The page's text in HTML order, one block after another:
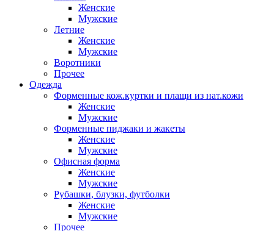
Женские
Мужские
Летние
Женские
Мужские
Воротники
Прочее
Одежда
Форменные кож.куртки и плащи из нат.кожи
Женские
Мужские
Форменные пиджаки и жакеты
Женские
Мужские
Офисная форма
Женские
Мужские
Рубашки, блузки, футболки
Женские
Мужские
Прочее